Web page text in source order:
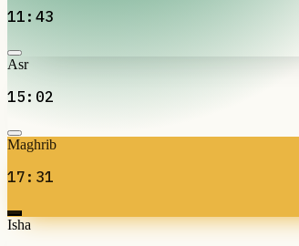
11:43
Asr
15:02
Maghrib
17:31
Isha